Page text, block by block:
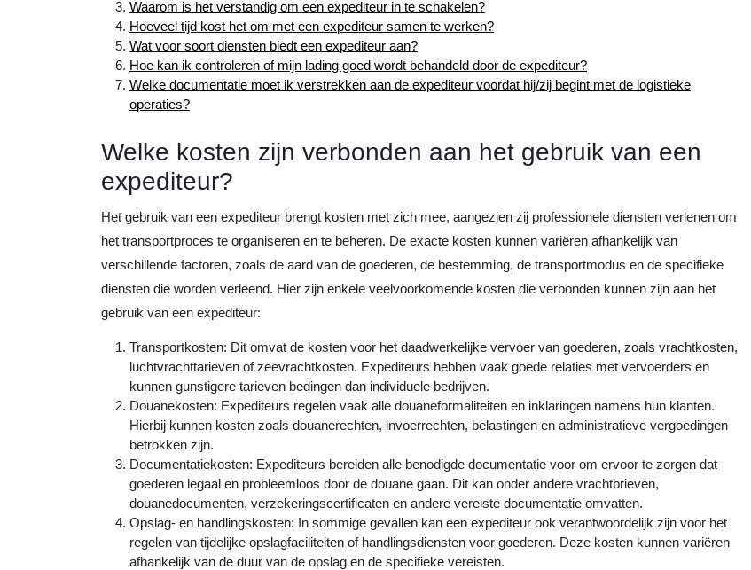
Waarom is het verstandig om een expediteur in te schakelen?
Hoeveel tijd kost het om met een expediteur samen te werken?
Wat voor soort diensten biedt een expediteur aan?
Hoe kan ik controleren of mijn lading goed wordt behandeld door de expediteur?
Welke documentatie moet ik verstrekken aan de expediteur voordat hij/zij begint met de logistieke
operaties?
Welke kosten zijn verbonden aan het gebruik van een
expediteur?
Het gebruik van een expediteur brengt kosten met zich mee, aangezien zij professionele diensten verlenen om
het transportproces te organiseren en te beheren. De exacte kosten kunnen variëren afhankelijk van
verschillende factoren, zoals de aard van de goederen, de bestemming, de transportmodus en de specifieke
diensten die worden verleend. Hier zijn enkele veelvoorkomende kosten die verbonden kunnen zijn aan het
gebruik van een expediteur:
Transportkosten: Dit omvat de kosten voor het daadwerkelijke vervoer van goederen, zoals vrachtkosten,
luchtvrachttarieven of zeevrachtkosten. Expediteurs hebben vaak goede relaties met vervoerders en
kunnen gunstigere tarieven bedingen dan individuele bedrijven.
Douanekosten: Expediteurs regelen vaak alle douaneformaliteiten en inklaringen namens hun klanten.
Hierbij kunnen kosten zoals douanerechten, invoerrechten, belastingen en administratieve vergoedingen
betrokken zijn.
Documentatiekosten: Expediteurs bereiden alle benodigde documentatie voor om ervoor te zorgen dat
goederen legaal en probleemloos door de douane gaan. Dit kan onder andere vrachtbrieven,
douanedocumenten, verzekeringscertificaten en andere vereiste documentatie omvatten.
Opslag- en handlingskosten: In sommige gevallen kan een expediteur ook verantwoordelijk zijn voor het
regelen van tijdelijke opslagfaciliteiten of handlingsdiensten voor goederen. Deze kosten kunnen variëren
afhankelijk van de duur van de opslag en de specifieke vereisten.